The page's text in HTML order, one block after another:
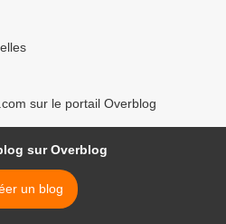
sur le portail Overblog
sur Overblog
un blog